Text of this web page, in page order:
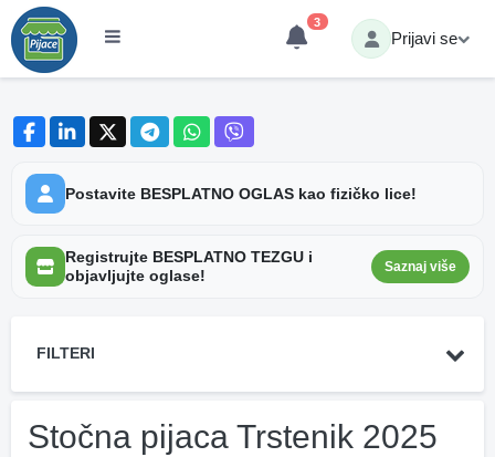
3
Prijavi se
Postavite BESPLATNO OGLAS kao fizičko lice!
Registrujte BESPLATNO TEZGU i
objavljujte oglase!
Saznaj više
FILTERI
Stočna pijaca Trstenik 2025